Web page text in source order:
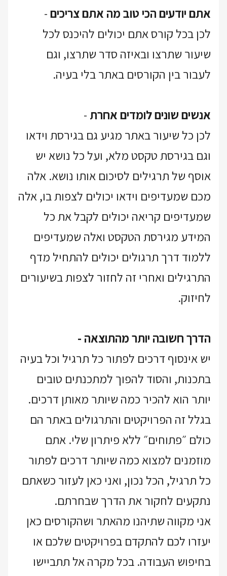
אתם יודעים הכי טוב מה אתם צריכים-
לכן בכל קורס אתם יכולים להיכנס לכל
שיעור שתרצו ובאיזה סדר שתרצו, וגם
לעבור בין הקורסים באתר בלי בעיה.
אנשים שונים לומדים אחרת -
לכן כל שיעור באתר מגיע גם בגירסת וידאו
וגם בגירסת טקסט מלא, ועל כל נושא יש
אוסף של תרגילים לסיכום אותו נושא. אלה
מכם שמעדיפים וידאו יכולים לצפות בו, אלה
שמעדיפים קריאה יכולים לקבל את כל
המידע מגירסת הטקסט ואלה שמעדיפים
ללמוד דרך תרגולים יכולים להתחיל מדף
התרגילים ואחרי זה לחזור לצפות בשיעורים
לחיזוק.
הדרך חשובה יותר מהתוצאה -
יש אינסוף דרכים לפתור כל תרגיל וכל בעיה
בתכנות, והסוד להפוך למתכנתים טובים
יותר הוא להכיר כמה שיותר מאותן דרכים.
בגלל זה הפרויקטים והתרגולים באתר הם
כולם ״פתוחים״ ללא פיתרון שלי. אתם
מוזמנים למצוא כמה שיותר דרכים לפתור
כל תרגיל, הכל נכון, ואני כאן לעזור כשאתם
נתקעים לחקור את הדרך שבחרתם.
אני מקווה שתיהנו מהאתר ושהקורסים כאן
יעזרו לכם להתקדם בפרויקטים שלכם או
בחיפוש העבודה. בכל מקרה אל תתביישו